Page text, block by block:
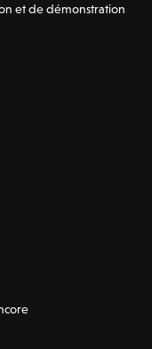
et de démonstration